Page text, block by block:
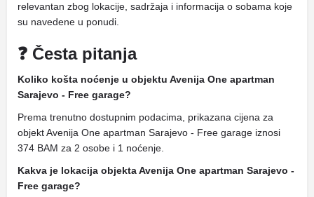
relevantan zbog lokacije, sadržaja i informacija o sobama koje
su navedene u ponudi.
❓ Česta pitanja
Koliko košta noćenje u objektu Avenija One apartman
Sarajevo - Free garage?
Prema trenutno dostupnim podacima, prikazana cijena za
objekt Avenija One apartman Sarajevo - Free garage iznosi
374 BAM za 2 osobe i 1 noćenje.
Kakva je lokacija objekta Avenija One apartman Sarajevo -
Free garage?